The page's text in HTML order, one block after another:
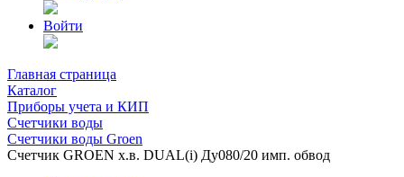
Войти
Главная страница
Каталог
Приборы учета и КИП
Счетчики воды
Счетчики воды Groen
Счетчик GROEN х.в. DUAL(i) Ду080/20 имп. обвод